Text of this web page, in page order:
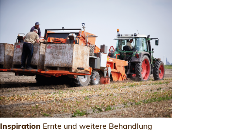
Inspiration Ernte und weitere Behandlung